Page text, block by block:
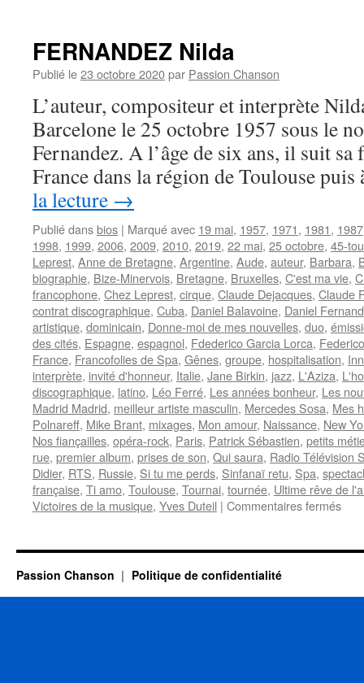
FERNANDEZ Nilda
Publié le23 octobre 2020par Passion Chanson
L’auteur, compositeur et interprète
Barcelone le 25 octobre 1957 sous le
Fernandez. A l’âge de six ans, il suit
France dans la région de Toulouse
la lecture →
Publié dansbios | Marqué avec 19 mai, 1957, 1971, 1981, 1987
1998, 1999, 2006, 2009, 2010, 2019, 22 mai, 25 octobre, 45-
Leprest, Anne de Bretagne, Argentine, Aude, auteur, Barbara,
biographie, Bize-Minervois, Bretagne, Bruxelles, C'est ma vie,
francophone, Chez Leprest, cirque, Claude Dejacques, Claude
contrat discographique, Cuba, Daniel Balavoine, Daniel
artistique, dominicain, Donne-moi de mes nouvelles, duo,
des cités, Espagne, espagnol, Fdederico Garcia Lorca,
France, Francofolies de Spa, Gênes, groupe, hospitalisation,
interprète, invité d'honneur, Italie, Jane Birkin, jazz, L'Aziza,
discographique, latino, Léo Ferré, Les années bonheur, Les
Madrid Madrid, meilleur artiste masculin, Mercedes Sosa, Mes
Polnareff, Mike Brant, mixages, Mon amour, Naissance, New
Nos fiançailles, opéra-rock, Paris, Patrick Sébastien, petits
rue, premier album, prises de son, Qui saura, Radio Télévision
Didier, RTS, Russie, Si tu me perds, Sinfanaï retu, Spa,
française, Ti amo, Toulouse, Tournai, tournée, Ultime rêve de
Victoires de la musique, Yves Duteil | Commentaires ferméssur
Passion Chanson Politique de confidentialité